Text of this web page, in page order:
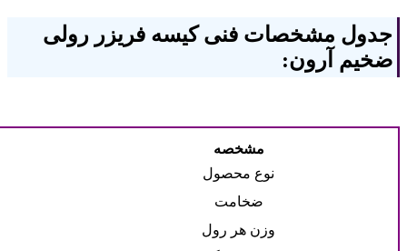
جدول مشخصات فنی کیسه فریزر رولی
ضخیم آرون:
مشخصه
نوع محصول
ضخامت
وزن هر رول